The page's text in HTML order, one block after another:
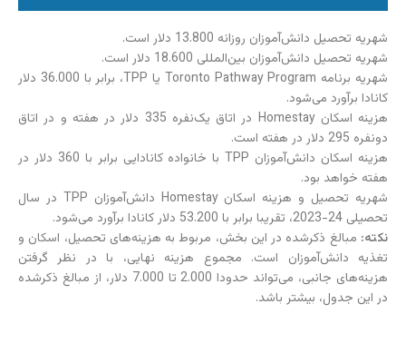
شهریه تحصیل دانش‌آموزان روزانه 13.800 دلار است.
شهریه تحصیل دانش‌آموزان بین‌المللی 18.600 دلار است.
شهریه برنامه Toronto Pathway Program یا TPP، برابر با 36.000 دلار
کانادا برآورد می‌شود.
هزینه اسکان Homestay در اتاق یک‌نفره 335 دلار در هفته و در اتاق
دونفره 295 دلار در هفته است.
هزینه اسکان دانش‌آموزان TPP با خانواده کانادایی برابر با 360 دلار در
هفته خواهد بود.
شهریه تحصیل و هزینه اسکان Homestay دانش‌آموزان TPP در سال
تحصیلی 24-2023، تقریبا برابر با 53.200 دلار کانادا برآورد می‌شود.
نکته: مبالغ ذکرشده در این بخش، مربوط به هزینه‌های تحصیل، اسکان و
تغذیه دانش‌آموزان است. مجموع هزینه نهایی، با در نظر گرفتن
هزینه‌های جانبی، می‌تواند حدودا 2.000 تا 7.000 دلار، از مبالغ ذکرشده
در این جدول، بیشتر باشد.